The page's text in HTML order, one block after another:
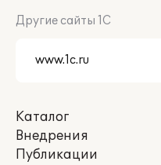
Другие сайты 1С
Каталог
Внедрения
Публикации